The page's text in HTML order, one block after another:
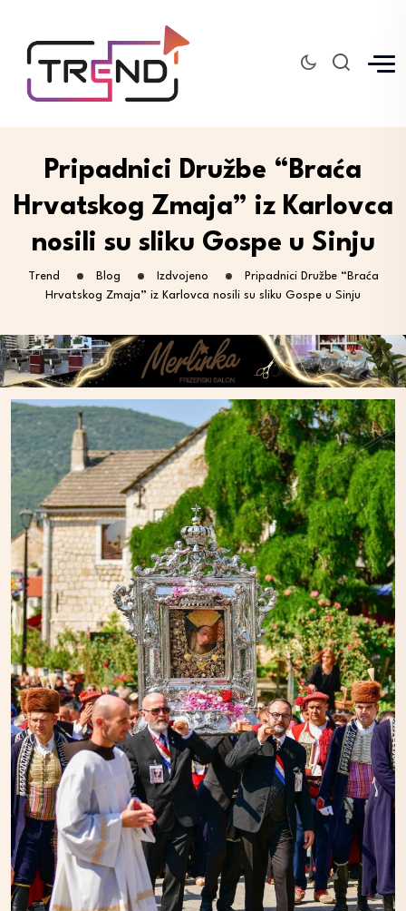
Pripadnici Družbe “Braća
Hrvatskog Zmaja” iz Karlovca
nosili su sliku Gospe u Sinju
Trend Blog Izdvojeno
Pripadnici Družbe “Braća
Hrvatskog Zmaja” iz Karlovca nosili su sliku Gospe u Sinju